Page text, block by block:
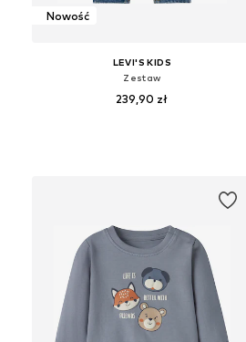
Nowość
LEVI'S KIDS
Zestaw
239,90 zł